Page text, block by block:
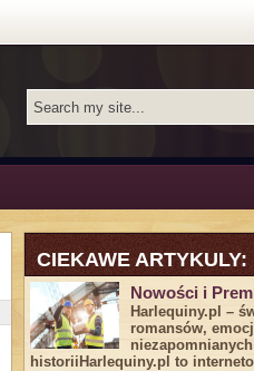
CIEKAWE ARTYKULY:
Nowości i
Harlequiny.pl –
romansów,
niezapomnianych
historiiHarlequiny.pl to